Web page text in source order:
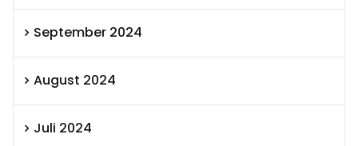
September 2024
August 2024
Juli 2024